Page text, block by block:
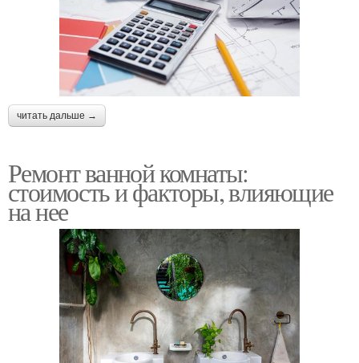
читать дальше →
Ремонт ванной комнаты:
стоимость и факторы, влияющие
на нее